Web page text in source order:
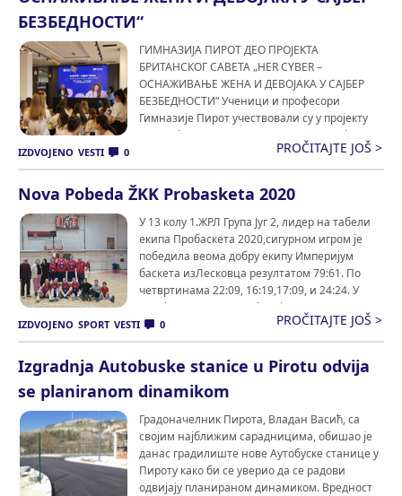
БЕЗБЕДНОСТИ“
ГИМНАЗИЈА ПИРОТ ДЕО ПРОЈЕКТА
БРИТАНСКОГ САВЕТА „HER CYBER –
ОСНАЖИВАЊЕ ЖЕНА И ДЕВОЈАКА У САЈБЕР
БЕЗБЕДНОСТИ“ Ученици и професори
Гимназије Пирот учествовали су у пројекту
„Her Cyber – Оснаживање жена и девојака у
сајбер безбедности“, који спроводи
Британски савет (British Counsil), а
финансира Влада Уједињеног Краљевства, са
циљем да инспирише младе људе, нарочито
девојке, и […]
IZDVOJENO VESTI 0 PROČITAJTE JOŠ >
Nova Pobeda ŽKK Probasketa 2020
У 13 колу 1.ЖРЛ Група Југ 2, лидер на табели
екипа Пробаскета 2020,сигурном игром је
победила веома добру екипу Империјум
баскета изЛесковца резултатом 79:61. По
четвртинама 22:09, 16:19,17:09, и 24:24. У
првој четвртини домаћин је стекао предност
од 13 поена разлике, пресвега добром игром
на спољним линијама и шутевима за 2
поена, коју је докраја […]
IZDVOJENO SPORT VESTI 0 PROČITAJTE JOŠ >
Izgradnja Autobuske stanice u Pirotu odvija
se planiranom dinamikom
Градоначелник Пирота, Владан Васић, са
својим најближим сарадницима, обишао је
данас градилиште нове Аутобуске станице у
Пироту како би се уверио да се радови
одвијају планираном динамиком. Вредност